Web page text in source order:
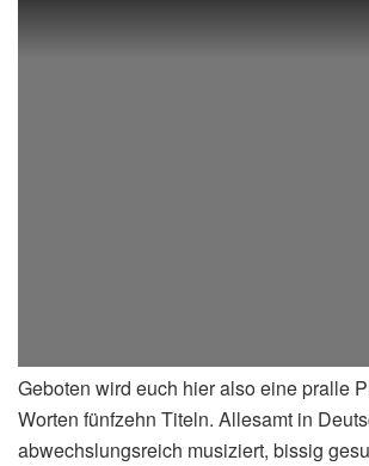
Geboten wird euch hier also eine pralle
Worten fünfzehn Titeln. Allesamt in
abwechslungsreich musiziert, bissig